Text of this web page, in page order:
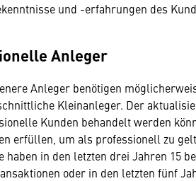
und -erfahrungen des
Anleger
Anleger benötigen
Kleinanleger. Der
Kunden behandelt werden
erfüllen, um als professionell zu
haben in den letzten drei Jahren 15
oder in den letzten fünf